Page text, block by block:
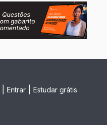
Entrar Estudar grátis